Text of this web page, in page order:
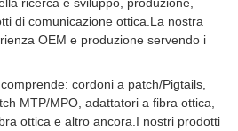
di comunicazione ottica.La nostra
OEM e produzione servendo i
cordoni a patch/Pigtails,
MTP/MPO, adattatori a fibra ottica,
ottica e altro ancora.I nostri prodotti